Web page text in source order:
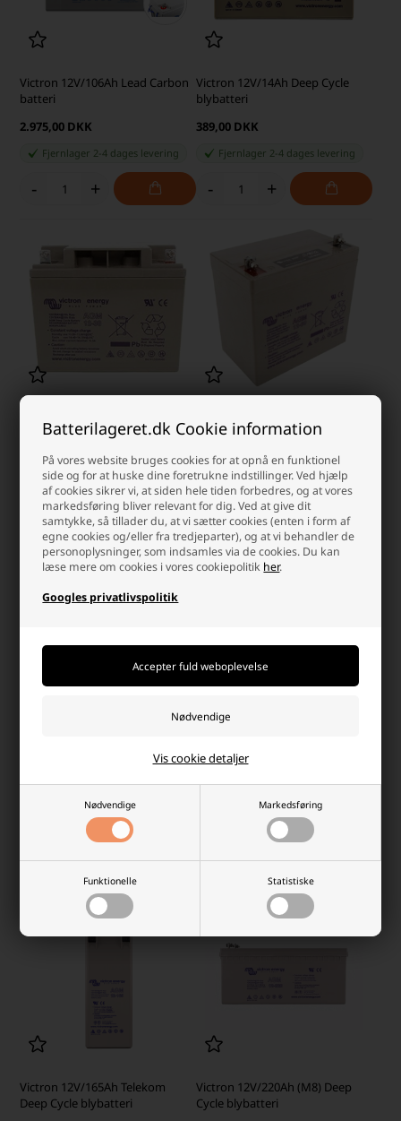
Batterilageret.dk Cookie information
På vores website bruges cookies for at opnå en funktionel
side og for at huske dine foretrukne indstillinger. Ved hjælp
af cookies sikrer vi, at siden hele tiden forbedres, og at vores
markedsføring bliver relevant for dig. Ved at give dit
samtykke, så tillader du, at vi sætter cookies (enten i form af
egne cookies og/eller fra tredjeparter), og at vi behandler de
personoplysninger, som indsamles via de cookies. Du kan
læse mere om cookies i vores cookiepolitik her.
Googles privatlivspolitik
Nødvendige Markedsføring
Funktionelle Statistiske
Vis cookie detaljer
Victron 12V/106Ah Lead Carbon
batteri
2.975,00 DKK
Fjernlager 2-4 dages levering
- +
Victron 12V/14Ah Deep Cycle
blybatteri
389,00 DKK
Fjernlager 2-4 dages levering
- +
blybatteri
1.255,00 DKK
Fjernlager 2-4 dages levering
+
blybatteri
1.529,00 DKK
Fjernlager 2-4 dages levering
- +
Victron 12V/165Ah (M8) Deep
Fjernlager 2-4 dages levering
- +
Victron 12V/160Ah Lead Carbon
batteri
Fjernlager 2-4 dages levering
- +
Victron 12V/165Ah Telekom
Deep Cycle blybatteri
Victron 12V/220Ah (M8) Deep
Cycle blybatteri